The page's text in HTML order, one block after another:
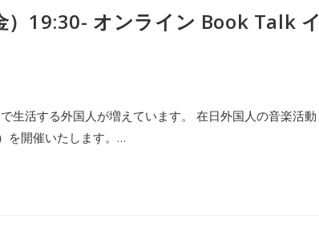
）19:30- オンライン Book Talk イ
活する外国人が増えています。 在日外国人の音楽活動
を開催いたします。…